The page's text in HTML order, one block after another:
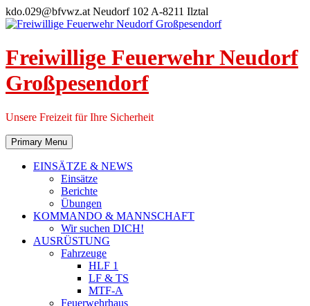
Skip
to
kdo.029@bfvwz.at Neudorf 102 A-8211 Ilztal
Freiwillige Feuerwehr Neudorf
Großpesendorf
Unsere Freizeit für Ihre Sicherheit
Primary Menu
EINSÄTZE & NEWS
Einsätze
Berichte
Übungen
KOMMANDO & MANNSCHAFT
Wir suchen DICH!
AUSRÜSTUNG
Fahrzeuge
HLF 1
LF & TS
MTF-A
Feuerwehrhaus